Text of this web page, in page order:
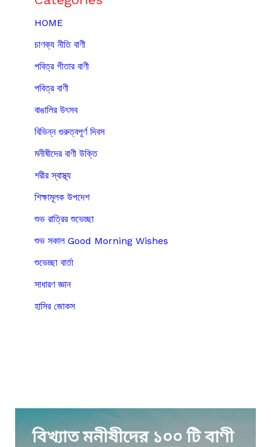
HOME
চাণক্য নীতি বাণী
পবিত্র গীতার বাণী
পবিত্র বাণী
বাঙালির উৎসব
বিভিন্ন গুরুত্বপূর্ণ দিবস
মনীষীদের বাণী উক্তি
শরীর স্বাস্থ্য
শিক্ষামূলক উপদেশ
শুভ রাত্রির শুভেচ্ছা
শুভ সকাল Good Morning Wishes
শুভেচ্ছা বার্তা
সাধারণ জ্ঞান
হাসির জোকস